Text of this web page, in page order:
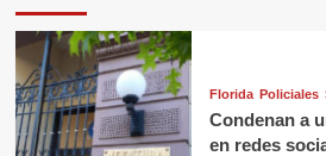
Florida Policiales
Condenan a
en redes